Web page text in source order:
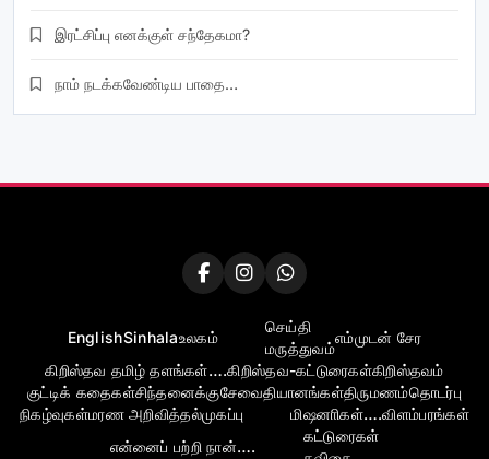
இரட்சிப்பு எனக்குள் சந்தேகமா?
நாம் நடக்கவேண்டிய பாதை…
EnglishSinhalaஉலகம்
செய்தி
மருத்துவம்
எம்முடன் சேர
கிறிஸ்தவ தமிழ் தளங்கள்….கிறிஸ்தவ-கட்டுரைகள்கிறிஸ்தவம்
குட்டிக் கதைகள்சிந்தனைக்குசேவைதியானங்கள்திருமணம்தொடர்பு
நிகழ்வுகள்மரண அறிவித்தல்முகப்பு மிஷனாிகள்….விளம்பரங்கள்
என்னைப் பற்றி நான்….
கட்டுரைகள்